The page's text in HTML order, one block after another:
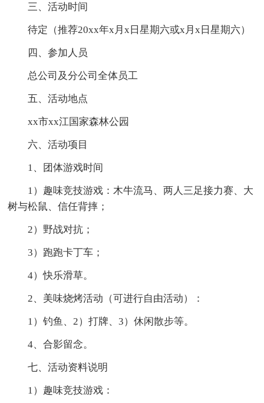
三、活动时间
待定（推荐20xx年x月x日星期六或x月x日星期六）
四、参加人员
总公司及分公司全体员工
五、活动地点
xx市xx江国家森林公园
六、活动项目
1、团体游戏时间
1）趣味竞技游戏：木牛流马、两人三足接力赛、大
树与松鼠、信任背摔；
2）野战对抗；
3）跑跑卡丁车；
4）快乐滑草。
2、美味烧烤活动（可进行自由活动）：
1）钓鱼、2）打牌、3）休闲散步等。
4、合影留念。
七、活动资料说明
1）趣味竞技游戏：